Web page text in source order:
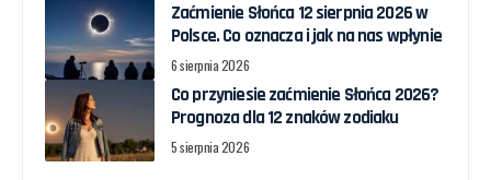
Zaćmienie Słońca 12 sierpnia 2026 w
Polsce. Co oznacza i jak na nas wpłynie
6 sierpnia 2026
Co przyniesie zaćmienie Słońca 2026?
Prognoza dla 12 znaków zodiaku
5 sierpnia 2026